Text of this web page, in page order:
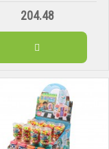
204.48